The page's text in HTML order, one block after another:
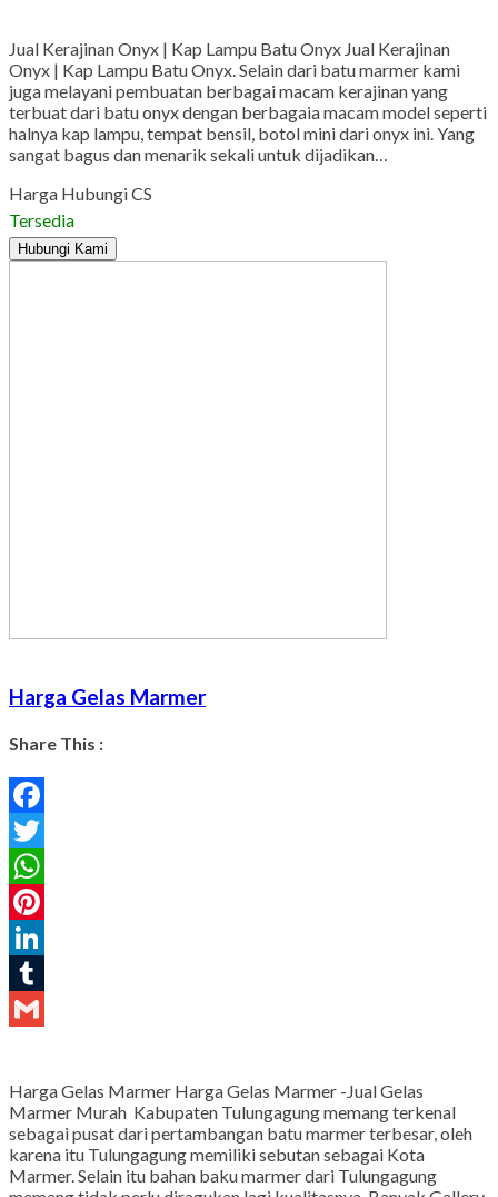
Jual Kerajinan Onyx | Kap Lampu Batu Onyx Jual Kerajinan
Onyx | Kap Lampu Batu Onyx. Selain dari batu marmer kami
juga melayani pembuatan berbagai macam kerajinan yang
terbuat dari batu onyx dengan berbagaia macam model seperti
halnya kap lampu, tempat bensil, botol mini dari onyx ini. Yang
sangat bagus dan menarik sekali untuk dijadikan…
Harga Hubungi CS
Tersedia
Hubungi Kami
Harga Gelas Marmer
Share This :
Facebook
Twitter
WhatsApp
Pinterest
LinkedIn
Tumblr
Harga Gelas Marmer Harga Gelas Marmer -Jual Gelas
Marmer Murah Kabupaten Tulungagung memang terkenal
sebagai pusat dari pertambangan batu marmer terbesar, oleh
karena itu Tulungagung memiliki sebutan sebagai Kota
Marmer. Selain itu bahan baku marmer dari Tulungagung